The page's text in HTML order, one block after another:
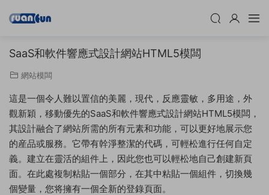
SaaS和軟件響應式設計網站HTML5模闆
網站模闆
這是一個令人難以置信的美麗，現代，反應靈敏，多用途，外
觀新穎，移動優先的SaaS和軟件響應式設計網站HTML5模闆，
其設計融合了網站所需的所有元素和功能，可以更好地展示您
的産品或服務。它帶有幹淨整潔的代碼，可輕松進行任何自定
義。建立在靈活的組件上，因此您也可以輕松地自己創建新頁
面。在此處複制粘貼一個部分，在其中粘貼一個組件，切換幾
個變量，您将擁有一個全新的登錄頁面。